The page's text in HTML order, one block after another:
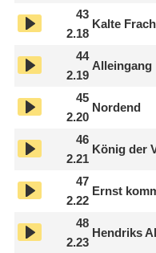
43
2.18
Kalte
44
2.19
Alleingang
45
2.20
Nordend
46
2.21
König der
47
2.22
Ernst
48
2.23
Hendriks